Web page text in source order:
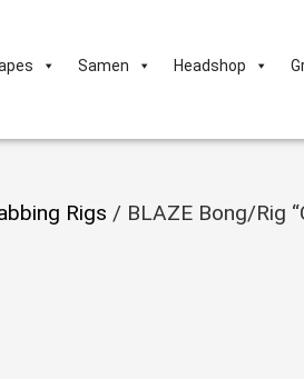
Samen Headshop
Rigs / BLAZE Bong/Rig